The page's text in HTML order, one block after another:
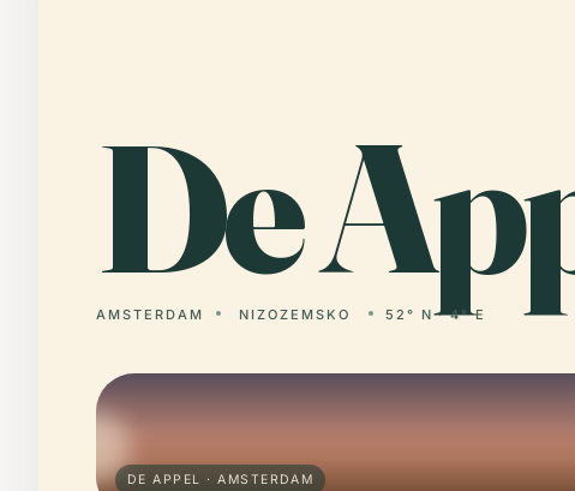
De
AMSTERDAM NIZOZEMSKO 52° N · 4° E
DE APPEL · AMSTERDAM